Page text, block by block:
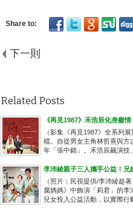
下一則
Related Posts
《再見1987》禾浩辰化身癡
（影集《再見1987》全系列
檔。自從男女主角林哲熹與方
年「張中銘」。禾浩辰飆演技
李沛綾親子三人攜手公益！兄
（照片：民視提供/李沛綾趁
腐媽媽》中飾演「莉君」的
兒女投入公益活動，以實際行